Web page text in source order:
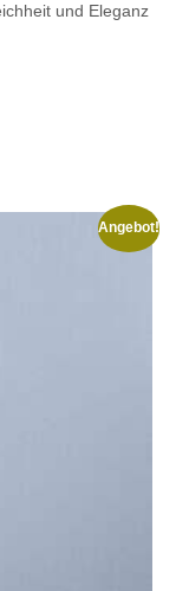
und Eleganz
Angebot!